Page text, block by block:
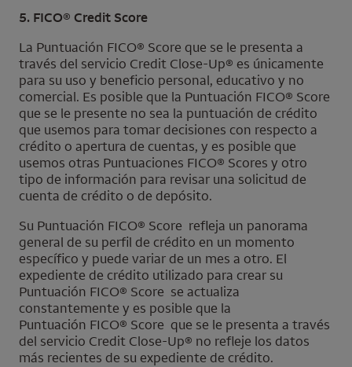
5. FICO® Credit Score
La Puntuación FICO® Score que se le presenta a
través del servicio Credit Close-Up® es únicamente
para su uso y beneficio personal, educativo y no
comercial. Es posible que la Puntuación FICO® Score
que se le presente no sea la puntuación de crédito
que usemos para tomar decisiones con respecto a
crédito o apertura de cuentas, y es posible que
usemos otras Puntuaciones FICO® Scores y otro
tipo de información para revisar una solicitud de
cuenta de crédito o de depósito.
Su Puntuación FICO® Score refleja un panorama
general de su perfil de crédito en un momento
específico y puede variar de un mes a otro. El
expediente de crédito utilizado para crear su
Puntuación FICO® Score se actualiza
constantemente y es posible que la
Puntuación FICO® Score que se le presenta a través
del servicio Credit Close-Up® no refleje los datos
más recientes de su expediente de crédito.